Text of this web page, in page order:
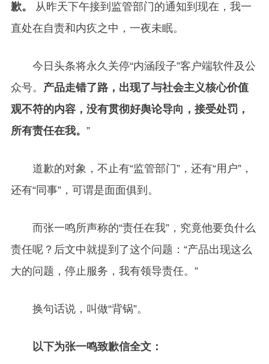
歉。
从昨天下午接到监管部门的通知到现在，我一
直处在自责和内疚之中，一夜未眠。
今日头条将永久关停“内涵段子”客户端软件及公
众号。 产品走错了路，出现了与社会主义核心价值
观不符的内容，没有贯彻好舆论导向，接受处罚，
所有责任在我。 ”
道歉的对象，不止有“监管部门”，还有“用户”，
还有“同事”，可谓是面面俱到。
而张一鸣所声称的“责任在我”，究竟他要负什么
责任呢？后文中就提到了这个问题：“产品出现这么
大的问题，停止服务，我有领导责任。”
换句话说，叫做“背锅”。
以下为张一鸣致歉信全文：